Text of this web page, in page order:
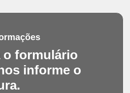
o formulário
informe o